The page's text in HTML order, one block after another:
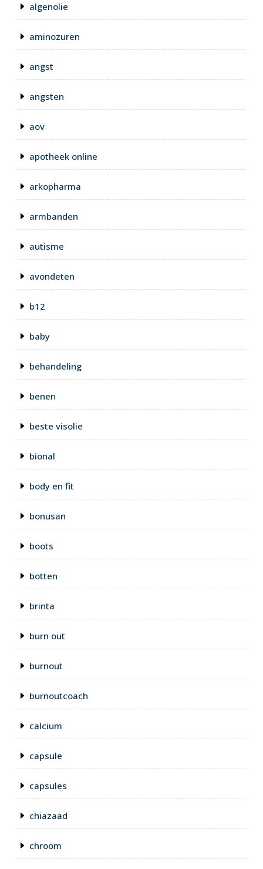
algenolie
aminozuren
angst
angsten
aov
apotheek online
arkopharma
armbanden
autisme
avondeten
b12
baby
behandeling
benen
beste visolie
bional
body en fit
bonusan
boots
botten
brinta
burn out
burnout
burnoutcoach
calcium
capsule
capsules
chiazaad
chroom